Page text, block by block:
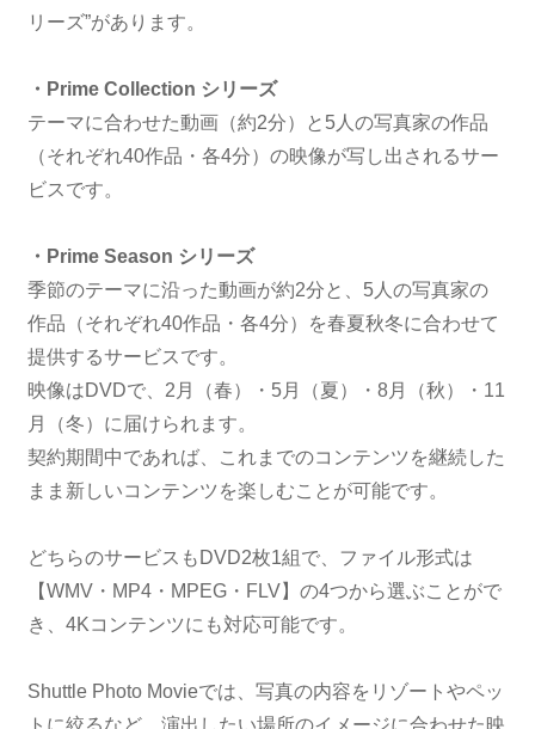
リーズ”があります。
・Prime Collection シリーズ
テーマに合わせた動画（約2分）と5人の写真家の作品
（それぞれ40作品・各4分）の映像が写し出されるサー
ビスです。
・Prime Season シリーズ
季節のテーマに沿った動画が約2分と、5人の写真家の
作品（それぞれ40作品・各4分）を春夏秋冬に合わせて
提供するサービスです。
映像はDVDで、2月（春）・5月（夏）・8月（秋）・11
月（冬）に届けられます。
契約期間中であれば、これまでのコンテンツを継続した
まま新しいコンテンツを楽しむことが可能です。
どちらのサービスもDVD2枚1組で、ファイル形式は
【WMV・MP4・MPEG・FLV】の4つから選ぶことがで
き、4Kコンテンツにも対応可能です。
Shuttle Photo Movieでは、写真の内容をリゾートやペッ
トに絞るなど、演出したい場所のイメージに合わせた映